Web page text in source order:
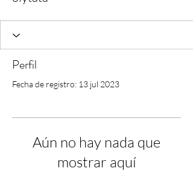
Perfil
Fecha de registro: 13 jul 2023
Aún no hay nada que
mostrar aquí